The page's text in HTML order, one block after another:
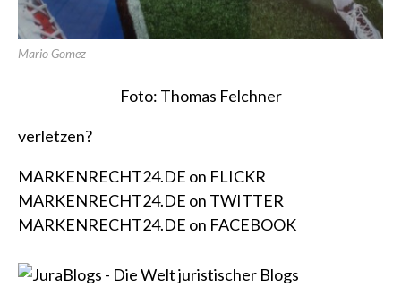
Mario Gomez
Foto: Thomas Felchner
verletzen?
MARKENRECHT24.DE on FLICKR
MARKENRECHT24.DE on TWITTER
MARKENRECHT24.DE on FACEBOOK